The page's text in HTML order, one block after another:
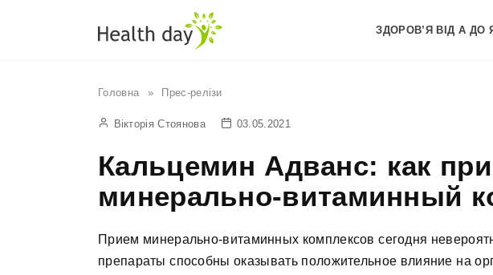
ЗДОРОВ’Я ВІД А ДО
Головна » Прес-релізи
Вікторія Стоянова 03.05.2021
Кальцемин Адванс: как
минерально-витаминный
Прием минерально-витаминных комплексов сегодня
препараты способны оказывать положительное влияние на